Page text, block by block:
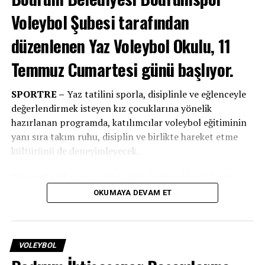
İLGILI KONULAR: BODRUMSPOR VOLEYBOL
ECZACIBAŞI
SPORTRE
BIR SONRAKI
Bodrumspor Voleybol İzmir’de Erimeye Devam Etti
BIR ÖNCEKI
Bodrum’un İncileri Eczacıbaşı’nı Konuk Ediyor
Voleybol Şubesi tarafından
düzenlenen Yaz Voleybol Okulu, 11
Temmuz Cumartesi günü başlıyor.
SPORTRE – Yaz tatilini sporla, disiplinle ve eğlenceyle
değerlendirmek isteyen kız çocuklarına yönelik
hazırlanan programda, katılımcılar voleybol eğitiminin
yanı sıra takım ruhu, disiplin ve birlikte hareket etme
kültürünü de deneyimleyecek.
antrenmanlar, deneyimli antrenörler eşliğinde
yapılacak.BB Bodrumsporaltyapısının eğitim anlayışı
doğrultusunda planlanan çalışmalarda, sporcuların
gelişimlerine de katkı sunulması hedefleniyor.
OKUMAYA DEVAM ET
VOLEYBOL